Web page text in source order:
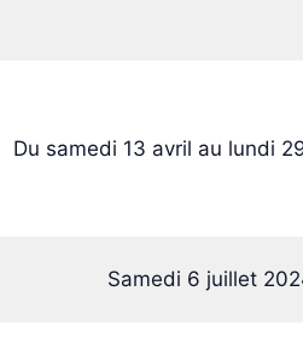
Du samedi 13 avril au lundi
Samedi 6 juillet